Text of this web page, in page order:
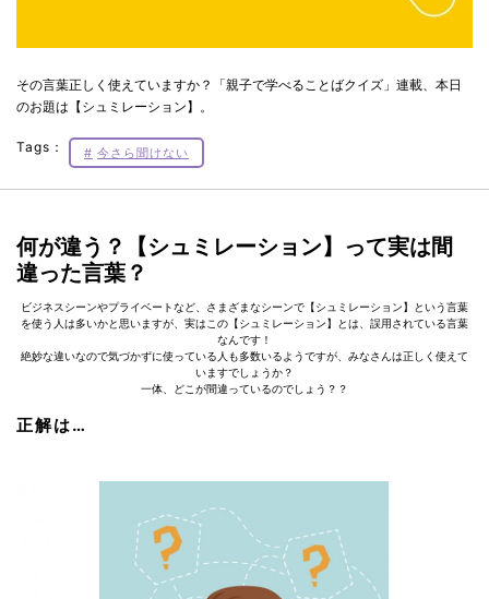
その言葉正しく使えていますか？「親子で学べることばクイズ」連載、本日
のお題は【シュミレーション】。
Tags： 今さら聞けない
何が違う？【シュミレーション】って実は間
違った言葉？
ビジネスシーンやプライベートなど、さまざまなシーンで【シュミレーション】という言葉
を使う人は多いかと思いますが、実はこの【シュミレーション】とは、誤用されている言葉
なんです！
絶妙な違いなので気づかずに使っている人も多数いるようですが、みなさんは正しく使えて
いますでしょうか？
一体、どこが間違っているのでしょう？？
正解は…